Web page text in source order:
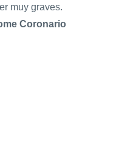
muy graves.
Coronario